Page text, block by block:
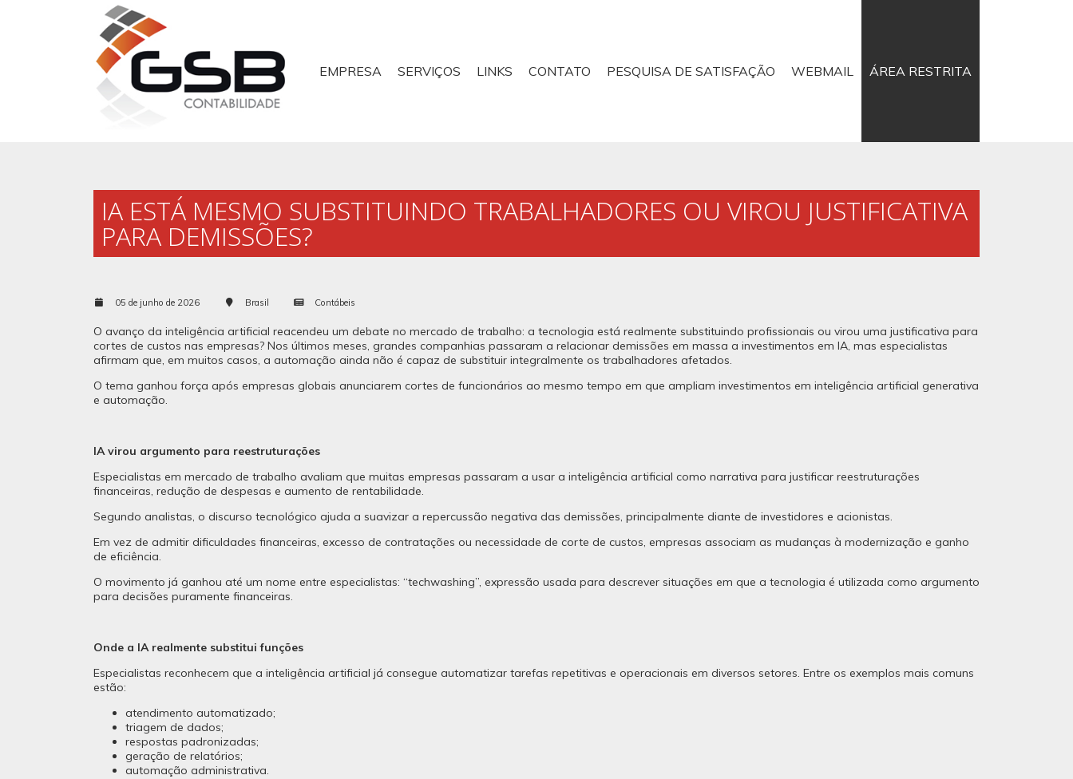
EMPRESA SERVIÇOS LINKS CONTATO PESQUISA DE SATISFAÇÃO WEBMAIL ÁREA RESTRITA
IA ESTÁ MESMO SUBSTITUINDO TRABALHADORES OU VIROU JUSTIFICATIVA
PARA DEMISSÕES?
05 de junho de 2026 Brasil Contábeis
O avanço da inteligência artificial reacendeu um debate no mercado de trabalho: a tecnologia está realmente substituindo profissionais ou virou uma justificativa para
cortes de custos nas empresas? Nos últimos meses, grandes companhias passaram a relacionar demissões em massa a investimentos em IA, mas especialistas
afirmam que, em muitos casos, a automação ainda não é capaz de substituir integralmente os trabalhadores afetados.
O tema ganhou força após empresas globais anunciarem cortes de funcionários ao mesmo tempo em que ampliam investimentos em inteligência artificial generativa
e automação.
IA virou argumento para reestruturações
Especialistas em mercado de trabalho avaliam que muitas empresas passaram a usar a inteligência artificial como narrativa para justificar reestruturações
financeiras, redução de despesas e aumento de rentabilidade.
Segundo analistas, o discurso tecnológico ajuda a suavizar a repercussão negativa das demissões, principalmente diante de investidores e acionistas.
Em vez de admitir dificuldades financeiras, excesso de contratações ou necessidade de corte de custos, empresas associam as mudanças à modernização e ganho
de eficiência.
O movimento já ganhou até um nome entre especialistas: “techwashing”, expressão usada para descrever situações em que a tecnologia é utilizada como argumento
para decisões puramente financeiras.
Onde a IA realmente substitui funções
Especialistas reconhecem que a inteligência artificial já consegue automatizar tarefas repetitivas e operacionais em diversos setores. Entre os exemplos mais comuns
estão:
atendimento automatizado;
triagem de dados;
respostas padronizadas;
geração de relatórios;
automação administrativa.